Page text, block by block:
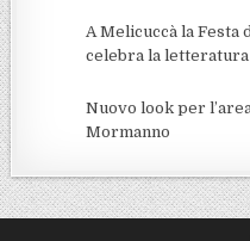
A Melicuccà la Festa
celebra la letteratura
Nuovo look per
Mormanno